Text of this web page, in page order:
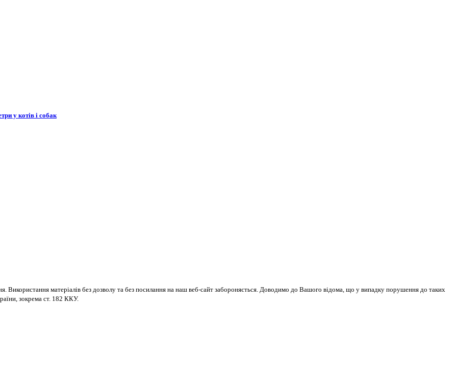
у котів і собак
Використання матеріалів без дозволу та без посилання на наш веб-сайт забороняється. Доводимо до Вашого відома, що у випадку порушення до таких
зокрема ст. 182 ККУ.